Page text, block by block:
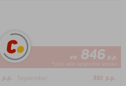
va 846 p.p.
*incl. alle verplichte kosten
p.p. September 883 p.p.